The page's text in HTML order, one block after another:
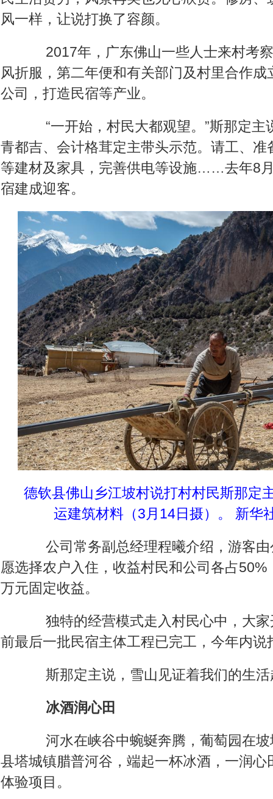
风一样，让说打换了容颜。
2017年，广东佛山一些人士来村考察
风折服，第二年便和有关部门及村里合作
公司，打造民宿等产业。
“一开始，村民大都观望。”斯那定主
青都吉、会计格茸定主带头示范。请工、准
等建材及家具，完善供电等设施……去年8
宿建成迎客。
德钦县佛山乡江坡村说打村村民斯那定
运建筑材料（3月14日摄）。 新华
公司常务副总经理程曦介绍，游客由
愿选择农户入住，收益村民和公司各占
万元固定收益。
独特的经营模式走入村民心中，大家
前最后一批民宿主体工程已完工，今年内说
斯那定主说，雪山见证着我们的生活
冰酒润心田
河水在峡谷中蜿蜒奔腾，葡萄园在
县塔城镇腊普河谷，端起一杯冰酒，一润心
体验项目。